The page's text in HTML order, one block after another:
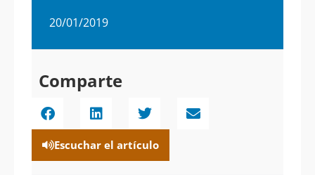
20/01/2019
Comparte
Escuchar el artículo